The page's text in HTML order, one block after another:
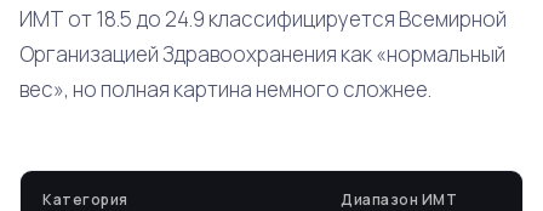
ИМТ от 18.5 до 24.9 классифицируется Всемирной
Организацией Здравоохранения как «нормальный
вес», но полная картина немного сложнее.
Категория Диапазон ИМТ